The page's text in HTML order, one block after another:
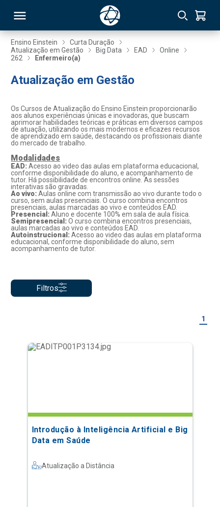
Ensino Einstein
Curta Duração
Atualização em Gestão
Big Data EAD
Online
262
Enfermeiro(a)
Atualização em Gestão
Os Cursos de Atualização do Ensino Einstein proporcionarão
aos alunos experiências únicas e inovadoras, que buscam
aprimorar habilidades teóricas e práticas em diversos campos
de atuação, utilizando os mais modernos e eficazes recursos
de aprendizado em saúde, destacando os profissionais diante
do mercado de trabalho.
Modalidades
EAD:Acesso ao video das aulas em plataforma educacional,
conforme disponibilidade do aluno, e acompanhamento de
tutor. Há possibilidade de encontros online. As sessões
interativas são gravadas.
Ao vivo: Aulas online com transmissão ao vivo durante todo o
curso, sem aulas presenciais. O curso combina encontros
presenciais, aulas marcadas ao vivo e conteúdos EAD.
Presencial:Aluno e docente 100% em sala de aula física.
Semipresencial:O curso combina encontros presenciais,
aulas marcadas ao vivo e conteúdos EAD.
Autoinstrucional:Acesso ao video das aulas em plataforma
educacional, conforme disponibilidade do aluno, sem
acompanhamento de tutor.
Filtros
1
Introdução à Inteligência Artificial e Big
Data em Saúde
Atualização a Distância